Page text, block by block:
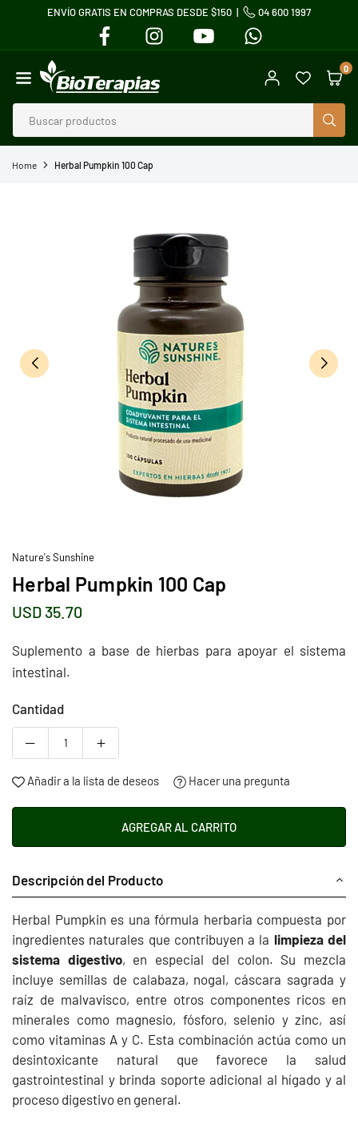
al
contenido
ENVÍO GRATIS EN COMPRAS DESDE $150 |
04 600 1997
FACEBOOK
INSTAGRAM YOUTUBE
BIOTERAPIAS
0
Home Herbal Pumpkin 100 Cap
Nature's Sunshine
Herbal Pumpkin 100 Cap
Precio
USD 35.70
Suplemento a base de hierbas para apoyar el sistema
intestinal.
Cantidad
Añadir a la lista de deseos Hacer una pregunta
AGREGAR AL CARRITO
Descripción del Producto
Herbal Pumpkin es una fórmula herbaria compuesta por
ingredientes naturales que contribuyen a la limpieza del
sistema digestivo, en especial del colon. Su mezcla
incluye semillas de calabaza, nogal, cáscara sagrada y
raíz de malvavisco, entre otros componentes ricos en
minerales como magnesio, fósforo, selenio y zinc, así
como vitaminas A y C. Esta combinación actúa como un
desintoxicante natural que favorece la salud
gastrointestinal y brinda soporte adicional al hígado y al
proceso digestivo en general.